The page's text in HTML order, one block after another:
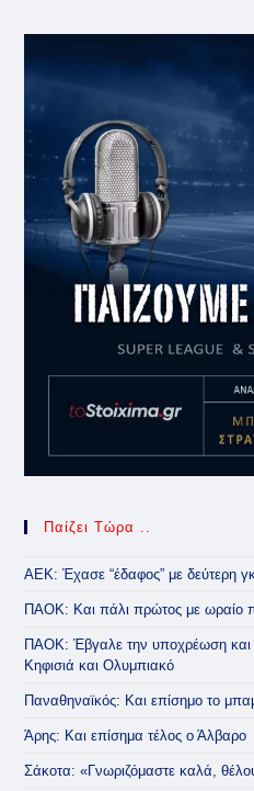
Παίζει Τώρα ..
ΑΕΚ: Έχασε “έδαφος” με δεύτερη
ΠΑΟΚ: Και πάλι πρώτος με ωραίο
ΠΑΟΚ: Έβγαλε την υποχρέωση και
Κηφισιά και Ολυμπιακό
Παναθηναϊκός: Και επίσημο το μπαμ
Άρης: Και επίσημα τέλος ο Άλβαρο
Σάκοτα: «Γνωριζόμαστε καλά,